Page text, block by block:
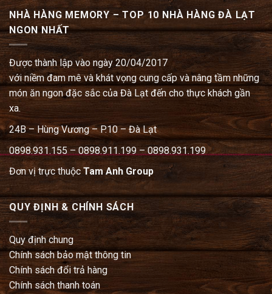
NHÀ HÀNG MEMORY – TOP 10 NHÀ HÀNG ĐÀ LẠT
NGON NHẤT
Được thành lập vào ngày 20/04/2017
với niềm đam mê và khát vọng cung cấp và nâng tầm những
món ăn ngon đặc sắc của Đà Lạt đến cho thực khách gần
xa.
24B – Hùng Vương – P.10 – Đà Lạt
0898.931.155 – 0898.911.199 – 0898.931.199
Đơn vị trực thuộcTam Anh Group
QUY ĐỊNH & CHÍNH SÁCH
Quy định chung
Chính sách bảo mật thông tin
Chính sách đổi trả hàng
Chính sách thanh toán